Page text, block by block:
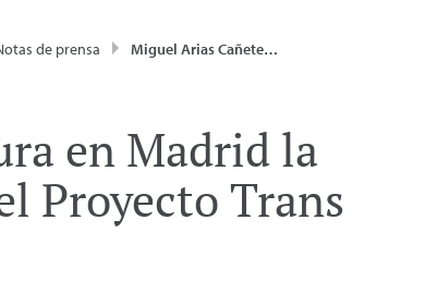
de prensa Miguel Arias Cañete clausura en Madrid la reunión de presentación del Proyecto Trans Adriatic Pipeline (TAP)
en Madrid la
Proyecto Trans